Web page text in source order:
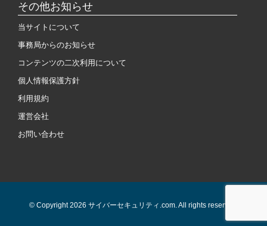
その他お知らせ
当サイトについて
事務局からのお知らせ
コンテンツの二次利用について
個人情報保護方針
利用規約
運営会社
お問い合わせ
© Copyright 2026 サイバーセキュリティ.com. All rights reserved.